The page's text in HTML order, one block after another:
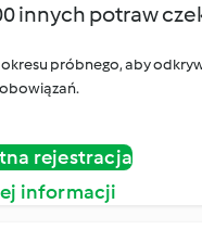
innych potraw
próbnego, aby
rejestracja
informacji